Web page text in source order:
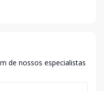
de nossos especialistas